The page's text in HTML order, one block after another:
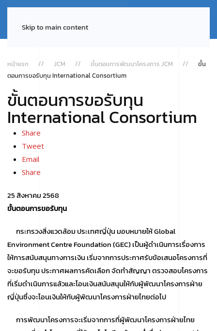
Skip to main content
หน้าแรก JCM ขั้นตอนการพัฒนาโครงการ JCM
ขั้น
ตอนการขอรับทุน International Consortium
ขั้นตอนการขอรับทุน
International Consortium
Share
Tweet
Email
Share
25 สิงหาคม 2568
ขั้นตอนการขอรับทุน
กระทรวงสิ่งแวดล้อม ประเทศญี่ปุ่น มอบหมายให้ Global
Environment Centre Foundation (GEC) เป็นผู้ดำเนินการเรื่องการ
ให้การสนับสนุนทางการเงิน เริ่มจากการประกาศรับข้อเสนอโครงการที่
จะขอรับทุน ประกาศผลการคัดเลือก จัดทำสัญญา ตรวจสอบโครงการ
ที่เริ่มดำเนินการแล้วและโอนเงินสนับสนุนให้กับผู้พัฒนาโครงการฝ่าย
ญี่ปุ่นซึ่งจะโอนเงินให้กับผู้พัฒนาโครงการฝ่ายไทยต่อไป
การพัฒนาโครงการจะเริ่มจากการที่ผู้พัฒนาโครงการฝ่ายไทย